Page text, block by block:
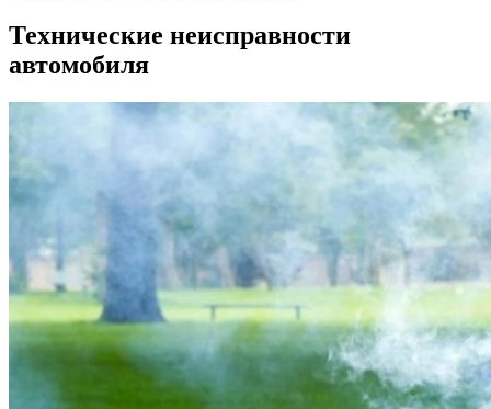
Технические неисправности
автомобиля